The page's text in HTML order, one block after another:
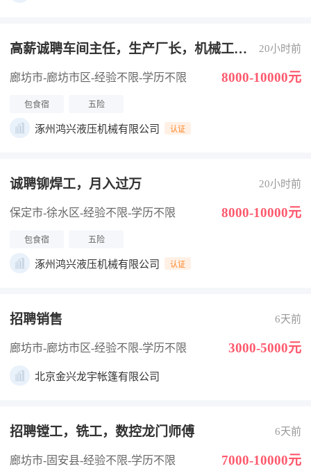
高薪诚聘车间主任，生产厂长，机械工程
20小时前
廊坊市-廊坊市区-经验不限-学历不限 8000-10000元
包食宿 五险
涿州鸿兴液压机械有限公司 认证
诚聘铆焊工，月入过万 20小时前
保定市-徐水区-经验不限-学历不限 8000-10000元
包食宿 五险
涿州鸿兴液压机械有限公司 认证
招聘销售 6天前
廊坊市-廊坊市区-经验不限-学历不限 3000-5000元
北京金兴龙宇帐篷有限公司
招聘镗工，铣工，数控龙门师傅 6天前
廊坊市-固安县-经验不限-学历不限 7000-10000元